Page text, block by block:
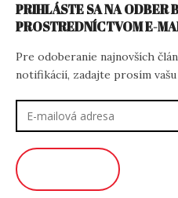
PRIHLÁSTE SA NA ODBER
PROSTREDNÍCTVOM E-
Pre odoberanie najnovších
notifikácií, zadajte prosím
adresa